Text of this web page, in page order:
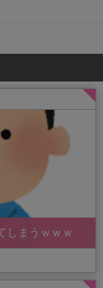
しまうｗｗｗ